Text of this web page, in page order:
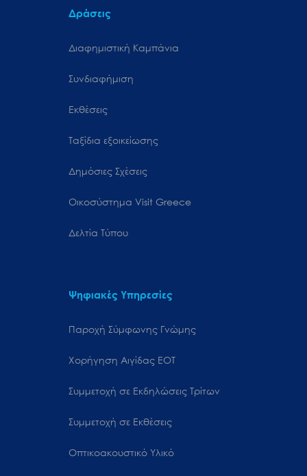
Δράσεις
Διαφημιστική Καμπάνια
Συνδιαφήμιση
Εκθέσεις
Ταξίδια εξοικείωσης
Δημόσιες Σχέσεις
Oικοσύστημα Visit Greece
Δελτία Τύπου
Ψηφιακές Υπηρεσίες
Παροχή Σύμφωνης Γνώμης
Χορήγηση Αιγίδας ΕΟΤ
Συμμετοχή σε Εκδηλώσεις Τρίτων
Συμμετοχή σε Εκθέσεις
Οπτικοακουστικό Υλικό